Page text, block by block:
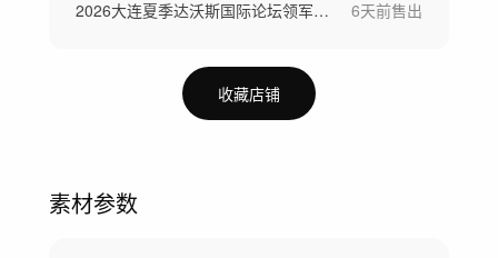
2026大连夏季达沃斯国际论坛领军者年会 6天前售出
收藏店铺
素材参数